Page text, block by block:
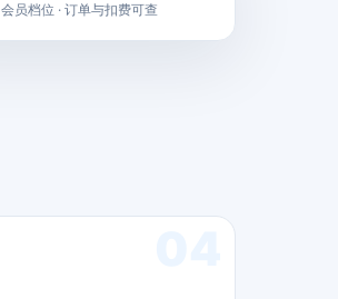
会员档位 · 订单与扣费可查